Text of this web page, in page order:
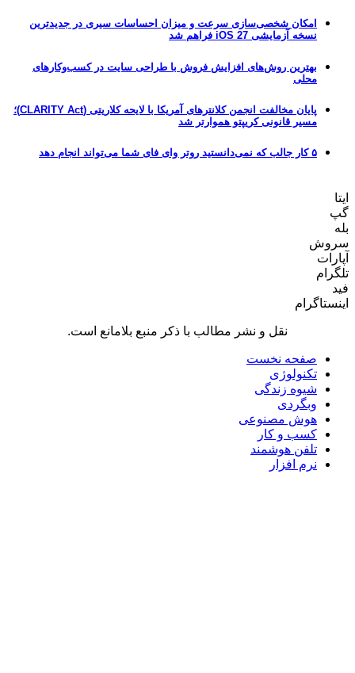
امکان شخصی‌سازی سرعت و میزان احساسات سیری در جدیدترین
نسخه آزمایشی iOS 27 فراهم شد
بهترین روش‌های افزایش فروش با طراحی سایت در کسب‌وکارهای
پایان مخالفت انجمن کلانترهای آمریکا با لایحه کلاریتی (CLARITY Act)؛
مسیر قانونی کریپتو هموارتر شد
نقل و نشر مطالب با ذکر منبع بلامانع است.
صفحه نخست
تکنولوژی
شیوه زندگی
وبگردی
هوش مصنوعی
کسب و کار
تلفن هوشمند
نرم افزار